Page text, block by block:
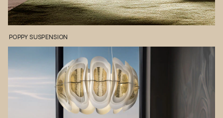
POPPYSUSPENSION